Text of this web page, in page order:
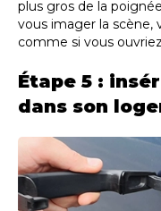
plus gros de la
vous imager la scène,
comme si vous
Étape 5 :
dans son